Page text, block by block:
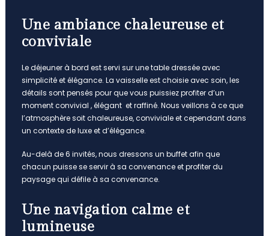
Une ambiance chaleureuse et
conviviale
Le déjeuner à bord est servi sur une table dressée avec
simplicité et élégance. La vaisselle est choisie avec soin, les
détails sont pensés pour que vous puissiez profiter d’un
moment convivial , élégant et raffiné. Nous veillons à ce que
l’atmosphère soit chaleureuse, conviviale et cependant dans
un contexte de luxe et d’élégance.
Au-delà de 6 invités, nous dressons un buffet afin que
chacun puisse se servir à sa convenance et profiter du
paysage qui défile à sa convenance.
Une navigation calme et
lumineuse